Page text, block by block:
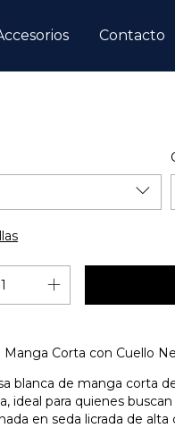
Contacto
Manga Corta con Cuello
blanca de manga corta
ideal para quienes
en seda licrada de